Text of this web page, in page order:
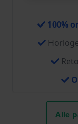
100%
Alle